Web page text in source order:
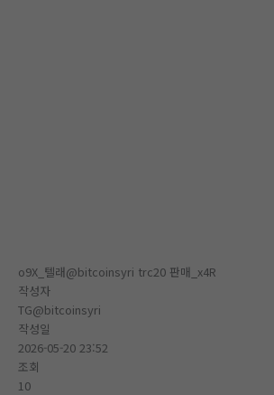
o9X_텔래@bitcoinsyri trc20 판매_x4R
작성자
TG@bitcoinsyri
작성일
2026-05-20 23:52
조회
10